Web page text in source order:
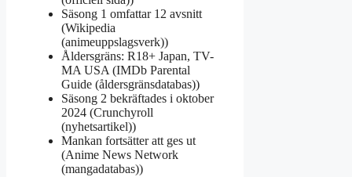
Säsong 1 omfattar 12 avsnitt
(Wikipedia
(animeuppslagsverk))
Åldersgräns: R18+ Japan, TV-
MA USA (IMDb Parental
Guide (åldersgränsdatabas))
Säsong 2 bekräftades i oktober
2024 (Crunchyroll
(nyhetsartikel))
Mankan fortsätter att ges ut
(Anime News Network
(mangadatabas))